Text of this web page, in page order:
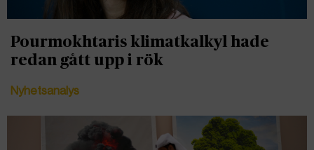
Pourmokhtaris klimatkalkyl hade
redan gått upp i rök
Nyhetsanalys